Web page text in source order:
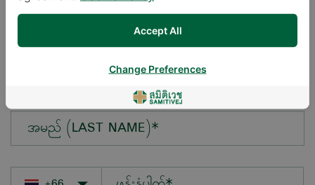
အမည် (FIRST NAME)*
အမည် (LAST NAME)*
Accept All
Change Preferences